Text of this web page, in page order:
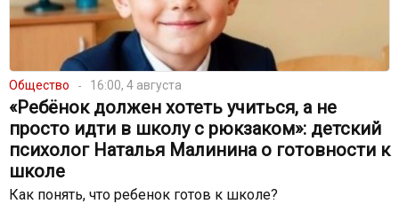
Общество 16:00, 4 августа
«Ребёнок должен хотеть учиться, а не
просто идти в школу с рюкзаком»: детский
психолог Наталья Малинина о готовности к
школе
Как понять, что ребенок готов к школе?